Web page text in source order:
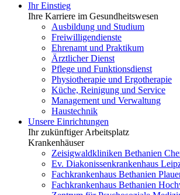
Ihr Einstieg
Ihre Karriere im Gesundheitswesen
Ausbildung und Studium
Freiwilligendienste
Ehrenamt und Praktikum
Ärztlicher Dienst
Pflege und Funktionsdienst
Physiotherapie und Ergotherapie
Küche, Reinigung und Service
Management und Verwaltung
Haustechnik
Unsere Einrichtungen
Ihr zukünftiger Arbeitsplatz
Krankenhäuser
Zeisigwaldkliniken Bethanien
Ev. Diakonissenkrankenhaus
Fachkrankenhaus Bethanien
Fachkrankenhaus Bethanien